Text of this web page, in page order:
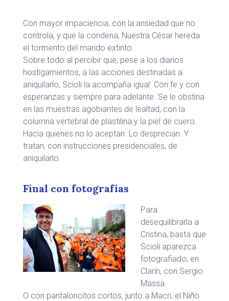
Con mayor impaciencia, con la ansiedad que no
controla, y que la condena, Nuestra César hereda
el tormento del marido extinto.
Sobre todo al percibir que, pese a los diarios
hostigamientos, a las acciones destinadas a
aniquilarlo, Scioli la acompaña igual. Con fe y con
esperanzas y siempre para adelante. Se le obstina
en las muestras agobiantes de lealtad, con la
columna vertebral de plastilina y la piel de cuero.
Hacia quienes no lo aceptan. Lo desprecian. Y
tratan, con instrucciones presidenciales, de
aniquilarlo.
Final con fotografías
Para
desequilibrarla a
Cristina, basta que
Scioli aparezca
fotografiado, en
Clarín, con Sergio
Massa.
O con pantaloncitos cortos, junto a Macri, el Niño